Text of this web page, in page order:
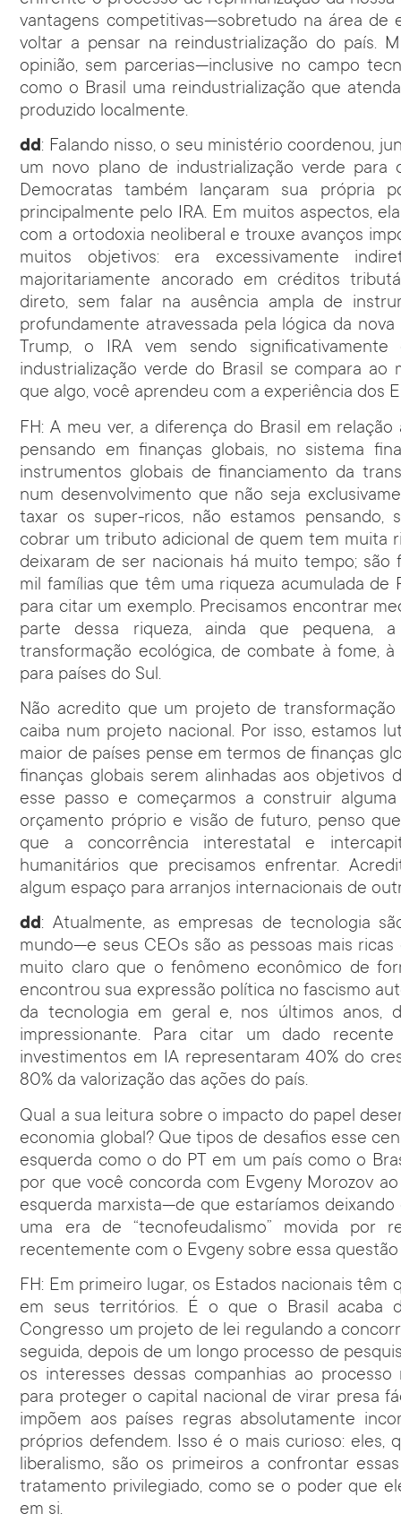
vantagens competitivas—sobretudo na área de
voltar a pensar na reindustrialização do país.
opinião, sem parcerias—inclusive no campo
como o Brasil uma reindustrialização que
produzido localmente.
dd: Falando nisso, o seu ministério coordenou,
um novo plano de industrialização verde para
Democratas também lançaram sua própria
principalmente pelo IRA. Em muitos aspectos,
com a ortodoxia neoliberal e trouxe avanços
muitos objetivos: era excessivamente
majoritariamente ancorado em créditos
direto, sem falar na ausência ampla de
profundamente atravessada pela lógica da
Trump, o IRA vem sendo
industrialização verde do Brasil se compara
que algo, você aprendeu com a experiência dos
FH: A meu ver, a diferença do Brasil em
pensando em finanças globais, no sistema
instrumentos globais de financiamento da
num desenvolvimento que não seja
taxar os super-ricos, não estamos pensando,
cobrar um tributo adicional de quem tem muita
deixaram de ser nacionais há muito tempo;
mil famílias que têm uma riqueza acumulada de
para citar um exemplo. Precisamos encontrar
parte dessa riqueza, ainda que
transformação ecológica, de combate à fome,
para países do Sul.
Não acredito que um projeto de
caiba num projeto nacional. Por isso, estamos
maior de países pense em termos de finanças
finanças globais serem alinhadas aos objetivos
esse passo e começarmos a construir
orçamento próprio e visão de futuro, penso
que a concorrência interestatal e
humanitários que precisamos enfrentar.
algum espaço para arranjos internacionais de
dd: Atualmente, as empresas de tecnologia
mundo—e seus CEOs são as pessoas mais
muito claro que o fenômeno econômico de
encontrou sua expressão política no fascismo
da tecnologia em geral e, nos últimos anos,
impressionante. Para citar um dado
investimentos em IA representaram 40% do
80% da valorização das ações do país.
Qual a sua leitura sobre o impacto do papel
economia global? Que tipos de desafios esse
esquerda como o do PT em um país como o
por que você concorda com Evgeny Morozov
esquerda marxista—de que estaríamos
uma era de “tecnofeudalismo” movida por
recentemente com o Evgeny sobre essa
FH: Em primeiro lugar, os Estados nacionais
em seus territórios. É o que o Brasil acaba
Congresso um projeto de lei regulando a
seguida, depois de um longo processo de
os interesses dessas companhias ao
para proteger o capital nacional de virar presa
impõem aos países regras absolutamente
próprios defendem. Isso é o mais curioso:
liberalismo, são os primeiros a confrontar
tratamento privilegiado, como se o poder que
em si.